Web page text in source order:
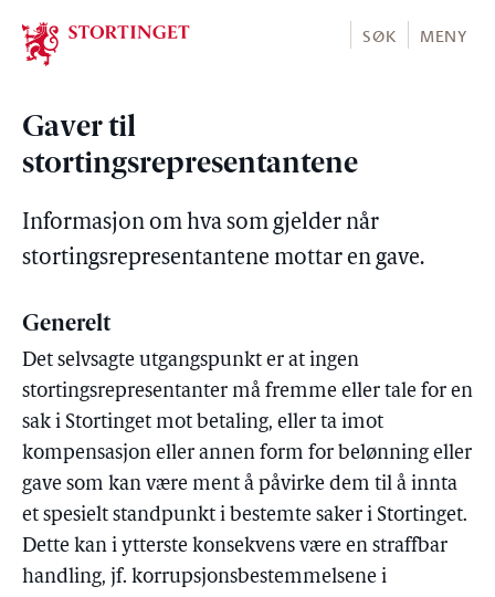
Stortinget.no
SØK MENY
Gaver til
stortingsrepresentantene
Informasjon om hva som gjelder når
stortingsrepresentantene mottar en gave.
Generelt
Det selvsagte utgangspunkt er at ingen
stortingsrepresentanter må fremme eller tale for en
sak i Stortinget mot betaling, eller ta imot
kompensasjon eller annen form for belønning eller
gave som kan være ment å påvirke dem til å innta
et spesielt standpunkt i bestemte saker i Stortinget.
Dette kan i ytterste konsekvens være en straffbar
handling, jf. korrupsjonsbestemmelsene i